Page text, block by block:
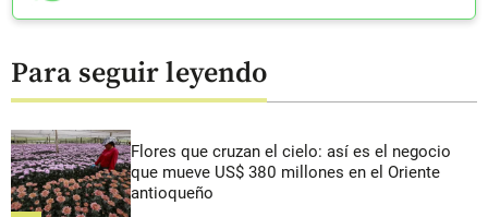
Para seguir leyendo
Flores que cruzan el cielo: así es el negocio
que mueve US$ 380 millones en el Oriente
antioqueño